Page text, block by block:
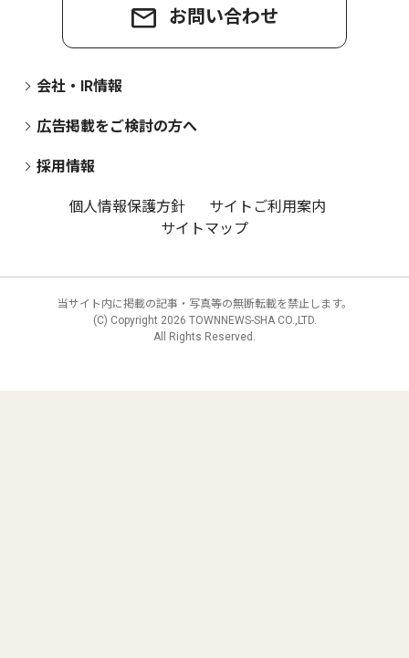
お問い合わせ
会社・IR情報
広告掲載をご検討の方へ
採用情報
個人情報保護方針
サイトご利用案内
サイトマップ
当サイト内に掲載の記事・写真等の無断転載を禁止します。
(C) Copyright 2026 TOWNNEWS-SHA CO.,LTD.
All Rights Reserved.